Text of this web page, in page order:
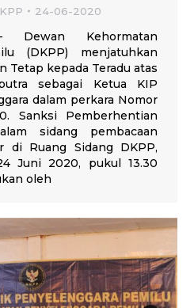
24-06-2020
Dewan Kehormatan
(DKPP) menjatuhkan
Tetap kepada Teradu atas
sebagai Ketua KIP
dalam perkara Nomor
Sanksi Pemberhentian
sidang pembacaan
di Ruang Sidang DKPP,
Juni 2020, pukul 13.30
oleh